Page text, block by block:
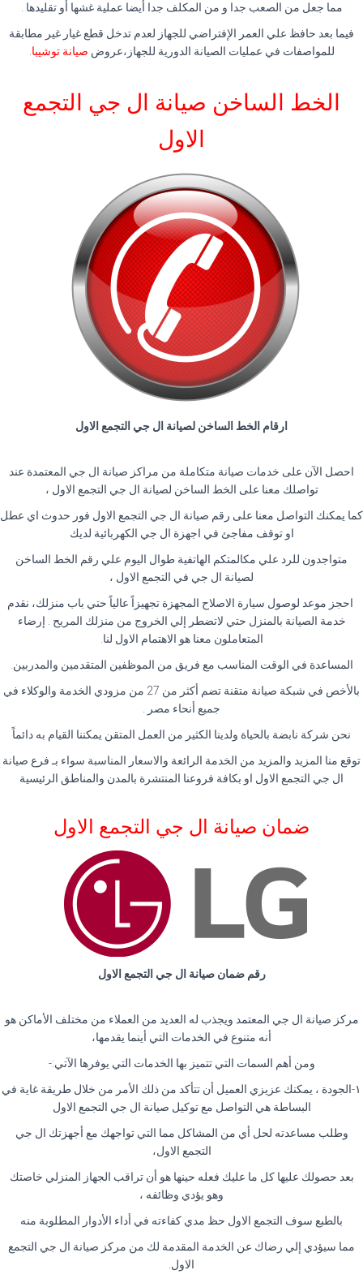
مما جعل من الصعب جدا و من المكلف جدا أيضا عملية غشها أو تقليدها .
فيما بعد حافظ علي العمر الإفتراضي للجهاز لعدم تدخل قطع غيار غير مطابقة
للمواصفات في عمليات الصيانة الدورية للجهاز،عروض صيانة توشيبا
الخط الساخن صيانة ال جي التجمع
الاول
ارقام الخط الساخن لصيانة ال جي التجمع الاول
احصل الآن على خدمات صيانة متكاملة من مراكز صيانة ال جي المعتمدة عند
تواصلك معنا على الخط الساخن لصيانة ال جي التجمع الاول ،
كما يمكنك التواصل معنا على رقم صيانة ال جي التجمع الاول فور حدوث اي عطل
او توقف مفاجئ في اجهزة ال جي الكهربائية لديك
متواجدون للرد علي مكالمتكم الهاتفية طوال اليوم علي رقم الخط الساخن
لصيانة ال جي في التجمع الاول ،
احجز موعد لوصول سيارة الاصلاح المجهزة تجهيزاً عالياً حتي باب منزلك، نقدم
خدمة الصيانة بالمنزل حتي لاتضطر إلي الخروج من منزلك المريح . إرضاء
المتعاملون معنا هو الاهتمام الاول لنا.
المساعدة في الوقت المناسب مع فريق من الموظفين المتقدمين والمدربين.
بالأخص في شبكة صيانة متقنة تضم أكثر من 27 من مزودي الخدمة والوكلاء في
جميع أنحاء مصر .
نحن شركة نابضة بالحياة ولدينا الكثير من العمل المتقن يمكننا القيام به دائماً
توقع منا المزيد والمزيد من الخدمة الرائعة والاسعار المناسبة سواء بـ فرع صيانة
ال جي التجمع الاول او بكافة فروعنا المنتشرة بالمدن والمناطق الرئيسية
ضمان صيانة ال جي التجمع الاول
رقم ضمان صيانة ال جي التجمع الاول
مركز صيانة ال جي المعتمد ويجذب له العديد من العملاء من مختلف الأماكن هو
أنه متنوع في الخدمات التي أينما يقدمها،
ومن أهم السمات التي تتميز بها الخدمات التي يوفرها الآتي:-
١-الجودة ، يمكنك عزيزي العميل أن تتأكد من ذلك الأمر من خلال طريقة غاية في
البساطة هي التواصل مع توكيل صيانة ال جي التجمع الاول
وطلب مساعدته لحل أي من المشاكل مما التي تواجهك مع أجهزتك ال جي
التجمع الاول،
بعد حصولك عليها كل ما عليك فعله حينها هو أن تراقب الجهاز المنزلي خاصتك
وهو يؤدي وظائفه ،
بالطبع سوف التجمع الاول حظ مدي كفاءته في أداء الأدوار المطلوبة منه
مما سيؤدي إلي رضاك عن الخدمة المقدمة لك من مركز صيانة ال جي التجمع
الاول.